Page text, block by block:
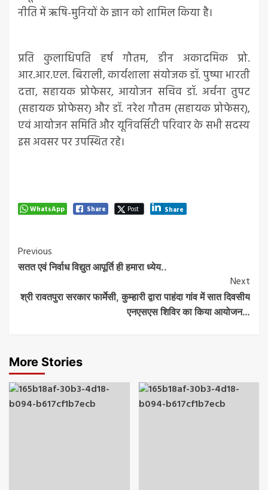
नीति में ऋषि-मुनियों के ज्ञान को शामिल किया है।
प्रति कुलाधिपति हर्ष गौतम, डीन अकादमिक प्रो.
आर.आर.एल. बिराली, कार्यशाला संयोजक डॉ. पुष्पा भारती
दत्ता, सहायक प्रोफेसर, आयोजन सचिव डॉ. अर्चना तुपट
(सहायक प्रोफेसर) और डॉ. नरेश गौतम (सहायक प्रोफेसर),
एवं आयोजन समिति और यूनिवर्सिटी परिवार के सभी सदस्य
इस अवसर पर उपस्थित रहे।
WhatsApp Share Post Share
Post
Navigation
Previous
सतत एवं निर्वाध विद्युत आपूर्ति ही हमारा ध्येय..
Next
श्री रावतपुरा सरकार फार्मेसी, कुम्हारी द्वारा पाहंदा गांव में सात दिवसीय
एनएसएस शिविर का किया आयोजन…
More Stories